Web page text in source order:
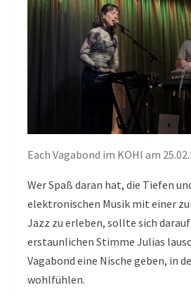
Each Vagabond im KOHI am
Wer Spaß daran hat, die Tiefen
elektronischen Musik mit einer
Jazz zu erleben, sollte sich
erstaunlichen Stimme Julias
Vagabond eine Nische geben, in
wohlfühlen.